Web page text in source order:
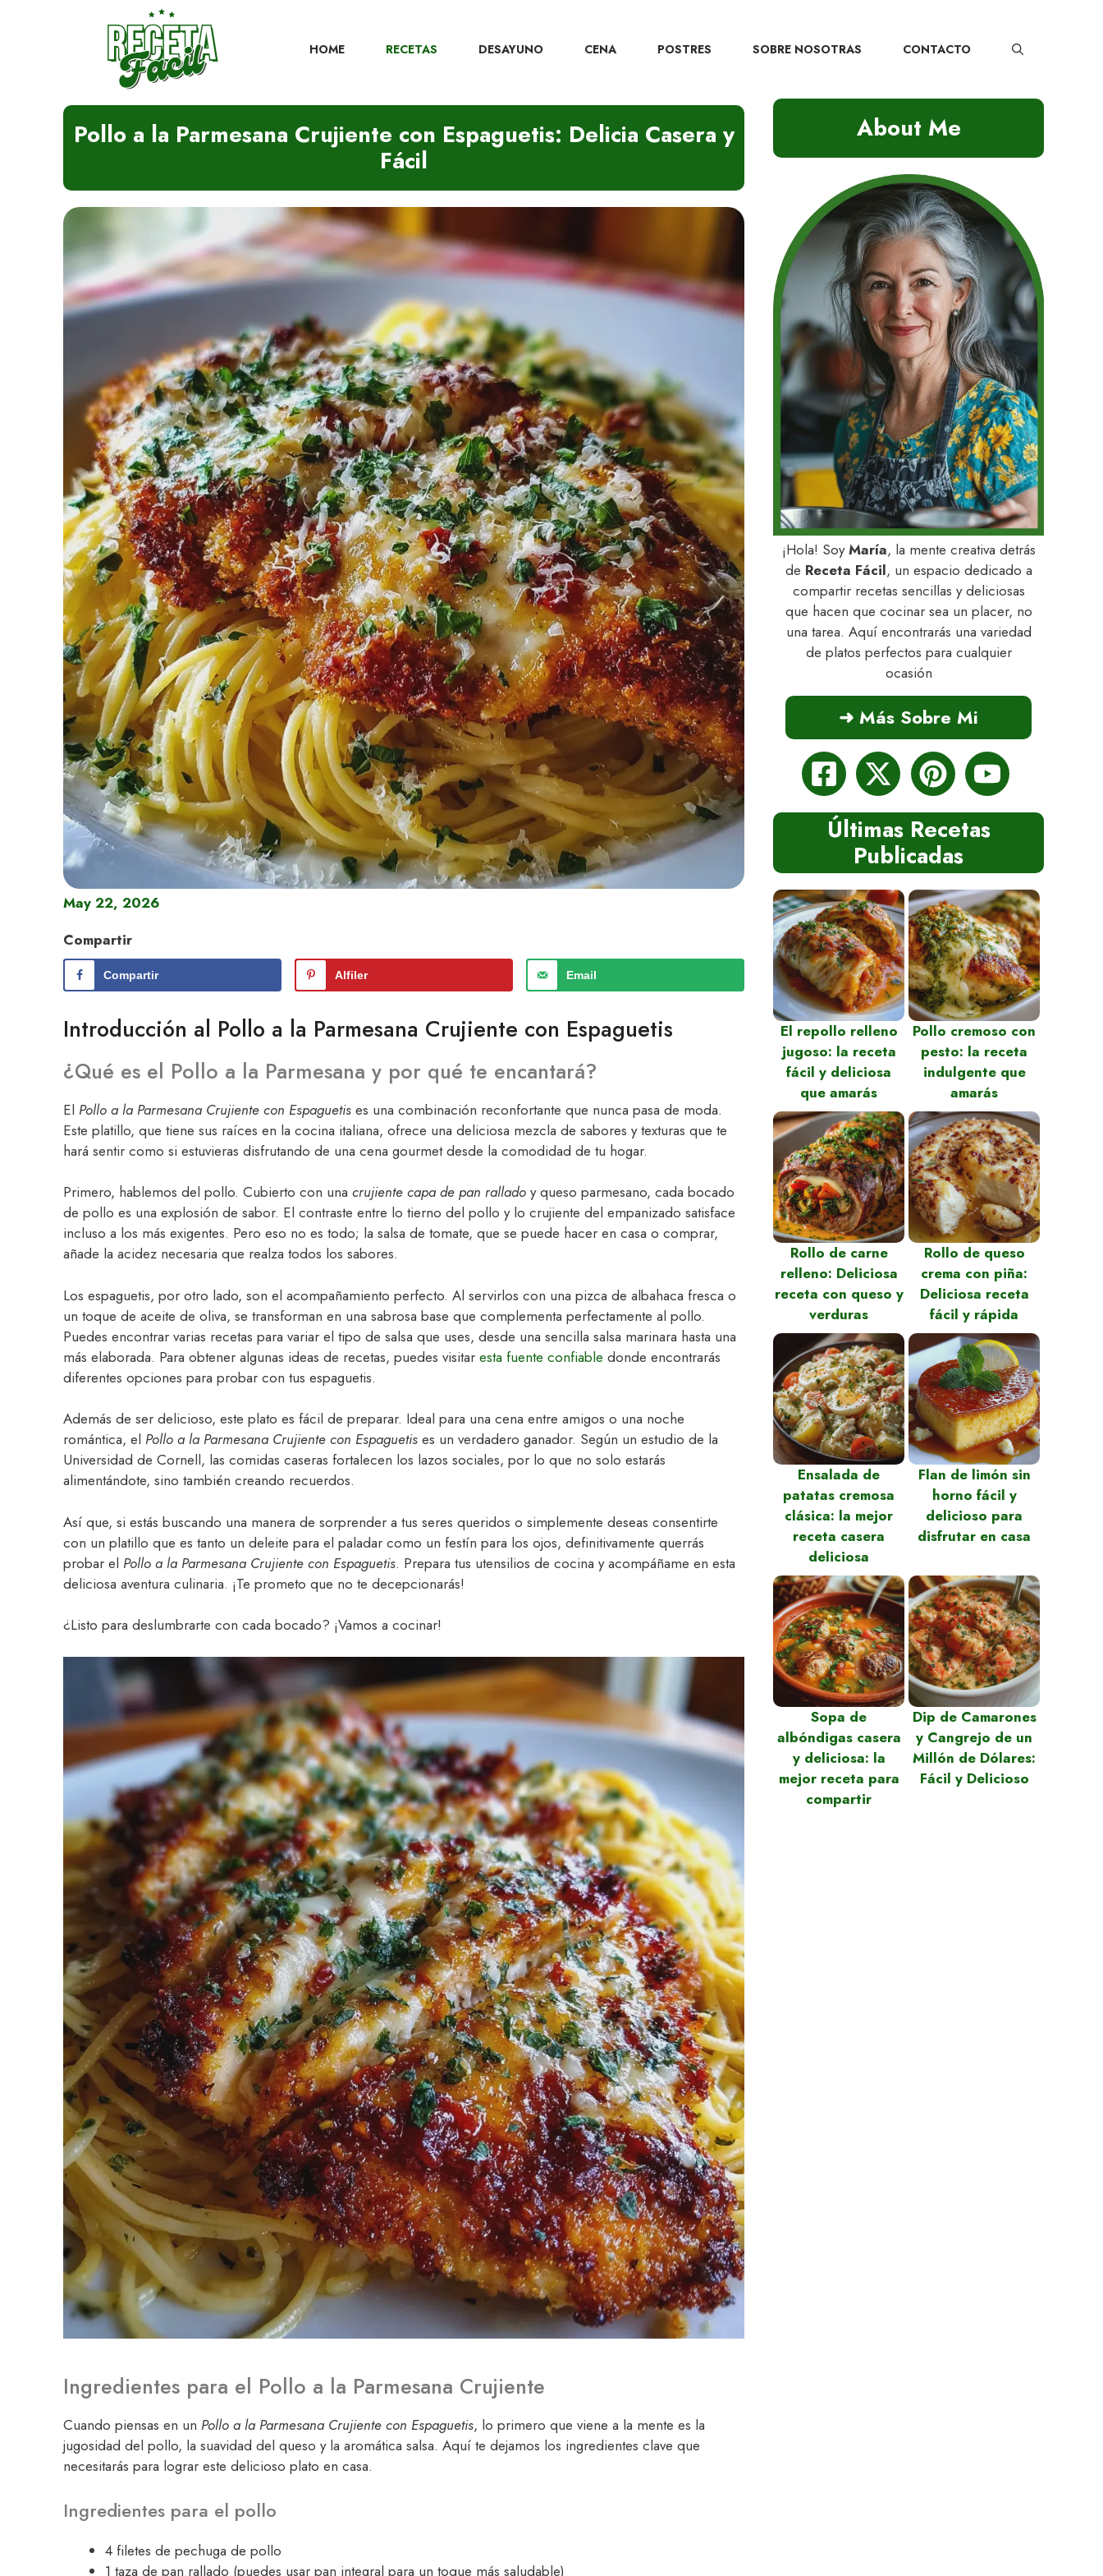
HOME RECETAS DESAYUNO CENA POSTRES SOBRE NOSOTRAS CONTACTO
Pollo a la Parmesana Crujiente con Espaguetis: Delicia Casera y
Fácil
May 22, 2026
Compartir
Compartir Alfiler Email
Introducción al Pollo a la Parmesana Crujiente con Espaguetis
¿Qué es el Pollo a la Parmesana y por qué te encantará?
El Pollo a la Parmesana Crujiente con Espaguetis es una combinación reconfortante que nunca pasa de moda.
Este platillo, que tiene sus raíces en la cocina italiana, ofrece una deliciosa mezcla de sabores y texturas que te
hará sentir como si estuvieras disfrutando de una cena gourmet desde la comodidad de tu hogar.
Primero, hablemos del pollo. Cubierto con una crujiente capa de pan rallado y queso parmesano, cada bocado
de pollo es una explosión de sabor. El contraste entre lo tierno del pollo y lo crujiente del empanizado satisface
incluso a los más exigentes. Pero eso no es todo; la salsa de tomate, que se puede hacer en casa o comprar,
añade la acidez necesaria que realza todos los sabores.
Los espaguetis, por otro lado, son el acompañamiento perfecto. Al servirlos con una pizca de albahaca fresca o
un toque de aceite de oliva, se transforman en una sabrosa base que complementa perfectamente al pollo.
Puedes encontrar varias recetas para variar el tipo de salsa que uses, desde una sencilla salsa marinara hasta una
más elaborada. Para obtener algunas ideas de recetas, puedes visitar esta fuente confiable donde encontrarás
diferentes opciones para probar con tus espaguetis.
Además de ser delicioso, este plato es fácil de preparar. Ideal para una cena entre amigos o una noche
romántica, el Pollo a la Parmesana Crujiente con Espaguetis es un verdadero ganador. Según un estudio de la
Universidad de Cornell, las comidas caseras fortalecen los lazos sociales, por lo que no solo estarás
alimentándote, sino también creando recuerdos.
Así que, si estás buscando una manera de sorprender a tus seres queridos o simplemente deseas consentirte
con un platillo que es tanto un deleite para el paladar como un festín para los ojos, definitivamente querrás
probar el Pollo a la Parmesana Crujiente con Espaguetis. Prepara tus utensilios de cocina y acompáñame en esta
deliciosa aventura culinaria. ¡Te prometo que no te decepcionarás!
¿Listo para deslumbrarte con cada bocado? ¡Vamos a cocinar!
Ingredientes para el Pollo a la Parmesana Crujiente
Cuando piensas en un Pollo a la Parmesana Crujiente con Espaguetis, lo primero que viene a la mente es la
jugosidad del pollo, la suavidad del queso y la aromática salsa. Aquí te dejamos los ingredientes clave que
necesitarás para lograr este delicioso plato en casa.
Ingredientes para el pollo
4 filetes de pechuga de pollo
1 taza de pan rallado (puedes usar pan integral para un toque más saludable)
About Me
¡Hola! SoyMaría, la mente creativa detrás
de Receta Fácil, un espacio dedicado a
compartir recetas sencillas y deliciosas
que hacen que cocinar sea un placer, no
una tarea. Aquí encontrarás una variedad
de platos perfectos para cualquier
ocasión
➜ Más Sobre Mi
Últimas Recetas
Publicadas
El repollo relleno
jugoso: la receta
fácil y deliciosa
que amarás
Pollo cremoso con
pesto: la receta
indulgente que
amarás
Rollo de carne
relleno: Deliciosa
receta con queso y
verduras
Rollo de queso
crema con piña:
Deliciosa receta
fácil y rápida
Ensalada de
patatas cremosa
clásica: la mejor
receta casera
deliciosa
Flan de limón sin
horno fácil y
delicioso para
disfrutar en casa
Sopa de
albóndigas casera
y deliciosa: la
mejor receta para
compartir
Dip de Camarones
y Cangrejo de un
Millón de Dólares:
Fácil y Delicioso